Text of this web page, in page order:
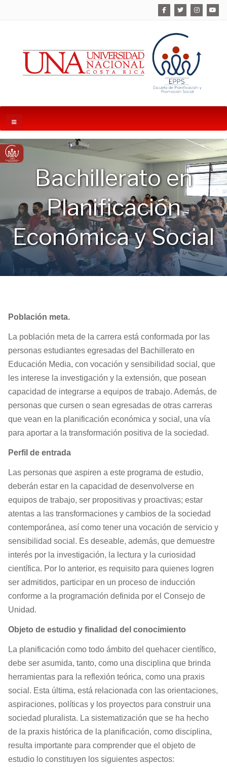
Bachillerato en
Planificación
Económica y Social
Población meta.
La población meta de la carrera está conformada por las
personas estudiantes egresadas del Bachillerato en
Educación Media, con vocación y sensibilidad social, que
les interese la investigación y la extensión, que posean
capacidad de integrarse a equipos de trabajo. Además, de
personas que cursen o sean egresadas de otras carreras
que vean en la planificación económica y social, una vía
para aportar a la transformación positiva de la sociedad.
Perfil de entrada
Las personas que aspiren a este programa de estudio,
deberán estar en la capacidad de desenvolverse en
equipos de trabajo, ser propositivas y proactivas; estar
atentas a las transformaciones y cambios de la sociedad
contemporánea, así como tener una vocación de servicio y
sensibilidad social. Es deseable, además, que demuestre
interés por la investigación, la lectura y la curiosidad
científica. Por lo anterior, es requisito para quienes logren
ser admitidos, participar en un proceso de inducción
conforme a la programación definida por el Consejo de
Unidad.
Objeto de estudio y finalidad del conocimiento
La planificación como todo ámbito del quehacer científico,
debe ser asumida, tanto, como una disciplina que brinda
herramientas para la reflexión teórica, como una praxis
social. Esta última, está relacionada con las orientaciones,
aspiraciones, políticas y los proyectos para construir una
sociedad pluralista. La sistematización que se ha hecho
de la praxis histórica de la planificación, como disciplina,
resulta importante para comprender que el objeto de
estudio lo constituyen los siguientes aspectos: